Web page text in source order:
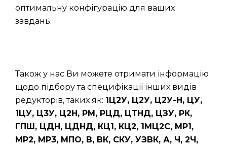
оптимальну конфігурацію для ваших
завдань.
Також у нас Ви можете отримати інформацію
щодо підбору та специфікації інших видів
редукторів, таких як: 1Ц2У, Ц2У, Ц2У-Н, ЦУ,
1ЦУ, Ц3У, Ц2Н, РМ, РЦД, ЦТНД, ЦЗУ, РК,
ГПШ, ЦДН, ЦДНД, КЦ1, КЦ2, 1МЦ2С, МР1,
МР2, МР3, МПО, В, ВК, СКУ, УЗВК, А, Ч, 2Ч,